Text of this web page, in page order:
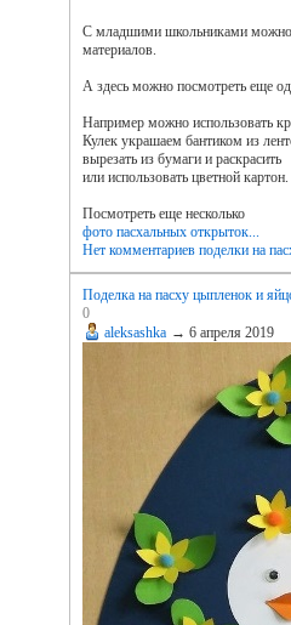
С младшими школьниками можно
материалов.
А здесь можно посмотреть еще
Например можно использовать
Кулек украшаем бантиком из
вырезать из бумаги и раскрасить
или использовать цветной картон.
Посмотреть еще несколько
фото пасхальных открыток...
Нет комментариев поделки на
Поделка на пасху цыпленок и
0
aleksashka → 6 апреля 2019